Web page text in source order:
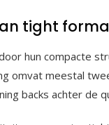
tight
hun compacte
omvat meestal
backs achter de